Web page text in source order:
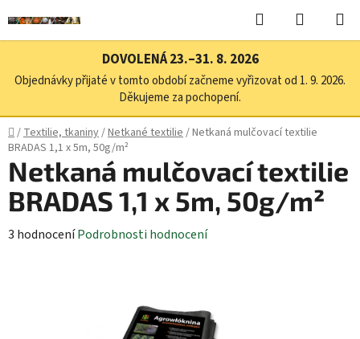
na
obsah
Hledat
KOŠÍK
DOVOLENÁ 23.–31. 8. 2026
Objednávky přijaté v tomto období začneme vyřizovat od 1. 9. 2026.
Děkujeme za pochopení.
Domů
/Textilie, tkaniny/Netkané textilie/Netkaná mulčovací textilie
BRADAS 1,1 x 5m, 50g/m²
Netkaná mulčovací textilie
BRADAS 1,1 x 5m, 50g/m²
Průměrné
3 hodnoceníPodrobnosti hodnocení